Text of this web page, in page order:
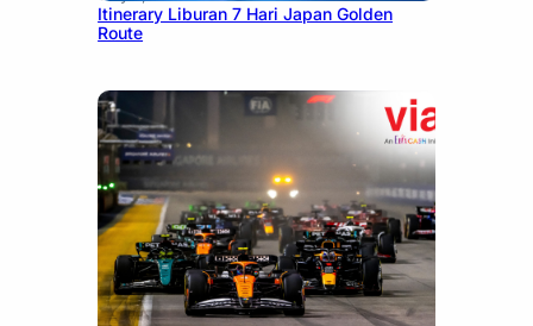
Itinerary Liburan 7 Hari Japan Golden
Route